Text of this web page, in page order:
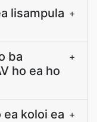
lisampula +
ba
ho ea ho
+
koloi ea +